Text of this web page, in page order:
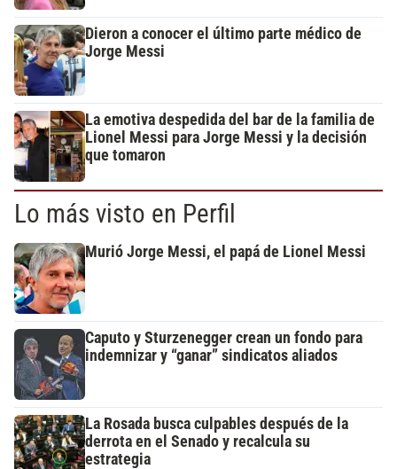
Dieron a conocer el último parte médico de
Jorge Messi
La emotiva despedida del bar de la familia de
Lionel Messi para Jorge Messi y la decisión
que tomaron
Lo más visto en Perfil
Murió Jorge Messi, el papá de Lionel Messi
Caputo y Sturzenegger crean un fondo para
indemnizar y “ganar” sindicatos aliados
La Rosada busca culpables después de la
derrota en el Senado y recalcula su
estrategia